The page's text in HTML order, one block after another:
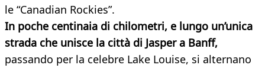
le “Canadian Rockies”.
In poche centinaia di chilometri, e lungo un’unica
strada che unisce la città di Jasper a Banff,
passando per la celebre Lake Louise, si alternano